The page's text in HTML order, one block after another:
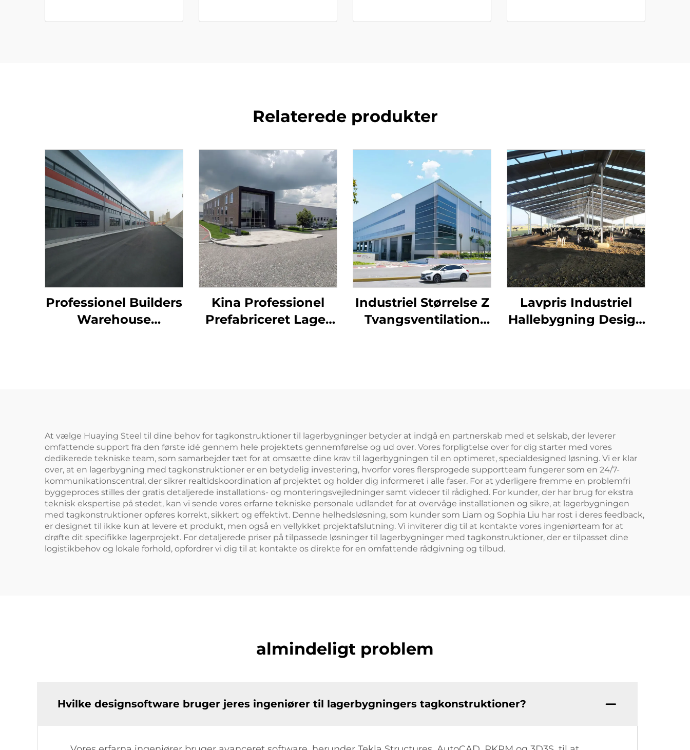
Relaterede produkter
Professionel Builders
Warehouse
Kina Professionel
Prefabriceret Lager
Industriel Størrelse Z
Tvangsventilation
Lavpris Industriel
Hallebygning Design
At vælge Huaying Steel til dine behov for tagkonstruktioner til lagerbygninger betyder at indgå en partnerskab med et selskab, der leverer
omfattende support fra den første idé gennem hele projektets gennemførelse og ud over. Vores forpligtelse over for dig starter med vores
dedikerede tekniske team, som samarbejder tæt for at omsætte dine krav til lagerbygningen til en optimeret, specialdesigned løsning. Vi er klar
over, at en lagerbygning med tagkonstruktioner er en betydelig investering, hvorfor vores flersprogede supportteam fungerer som en 24/7-
kommunikationscentral, der sikrer realtidskoordination af projektet og holder dig informeret i alle faser. For at yderligere fremme en problemfri
byggeproces stilles der gratis detaljerede installations- og monteringsvejledninger samt videoer til rådighed. For kunder, der har brug for ekstra
teknisk ekspertise på stedet, kan vi sende vores erfarne tekniske personale udlandet for at overvåge installationen og sikre, at lagerbygningen
med tagkonstruktioner opføres korrekt, sikkert og effektivt. Denne helhedsløsning, som kunder som Liam og Sophia Liu har rost i deres feedback,
er designet til ikke kun at levere et produkt, men også en vellykket projektafslutning. Vi inviterer dig til at kontakte vores ingeniørteam for at
drøfte dit specifikke lagerprojekt. For detaljerede priser på tilpassede løsninger til lagerbygninger med tagkonstruktioner, der er tilpasset dine
logistikbehov og lokale forhold, opfordrer vi dig til at kontakte os direkte for en omfattende rådgivning og tilbud.
almindeligt problem
Hvilke designsoftware bruger jeres ingeniører til lagerbygningers tagkonstruktioner?